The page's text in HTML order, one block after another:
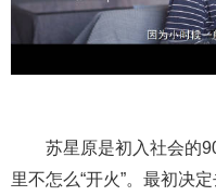
苏星原是初入社会的90
里不怎么“开火”。最初决